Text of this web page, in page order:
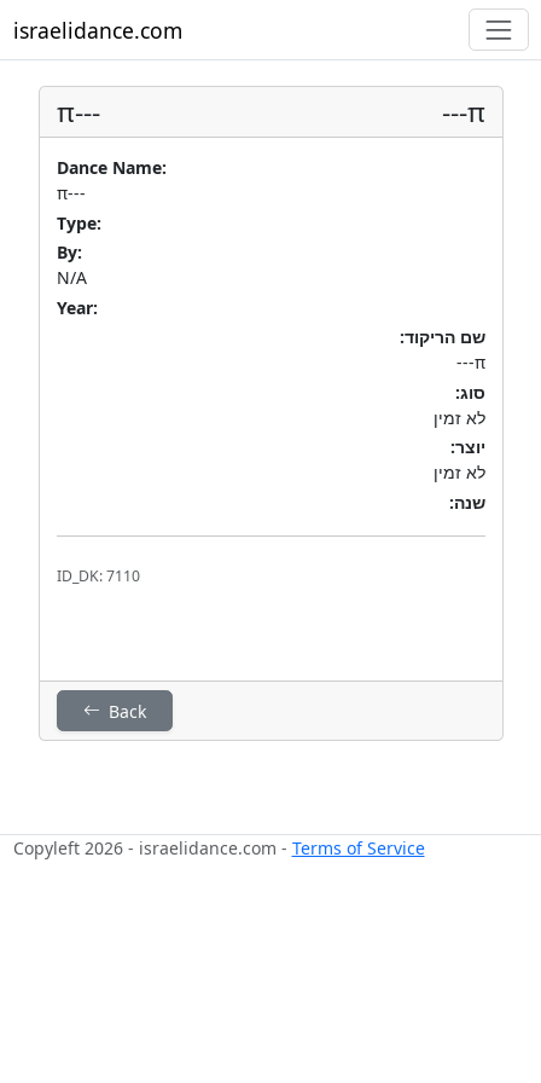
israelidance.com
π--- π---
Dance Name:
π---
Type:
By:
N/A
Year:
שם הריקוד:
π---
סוג:
לא זמין
יוצר:
לא זמין
שנה:
ID_DK: 7110
Back
Copyleft 2026 - israelidance.com - Terms of Service